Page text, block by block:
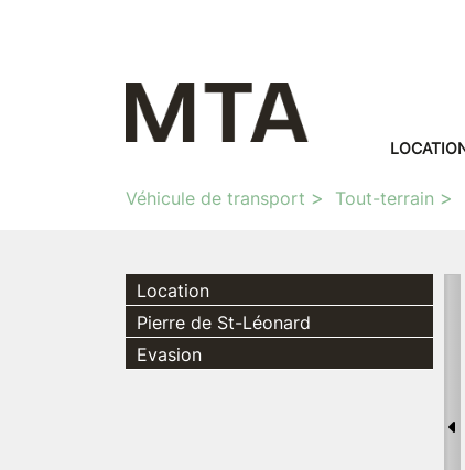
Véhicule de transport Tout-terrain
Location
Pierre de St-Léonard
Evasion